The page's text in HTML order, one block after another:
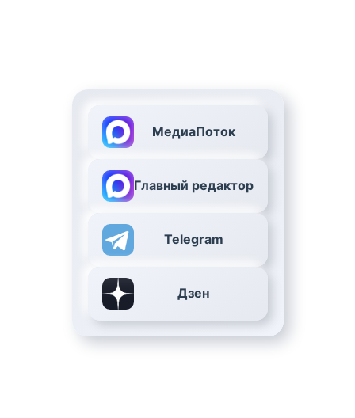
МедиаПоток
Главный редактор
Telegram
Дзен